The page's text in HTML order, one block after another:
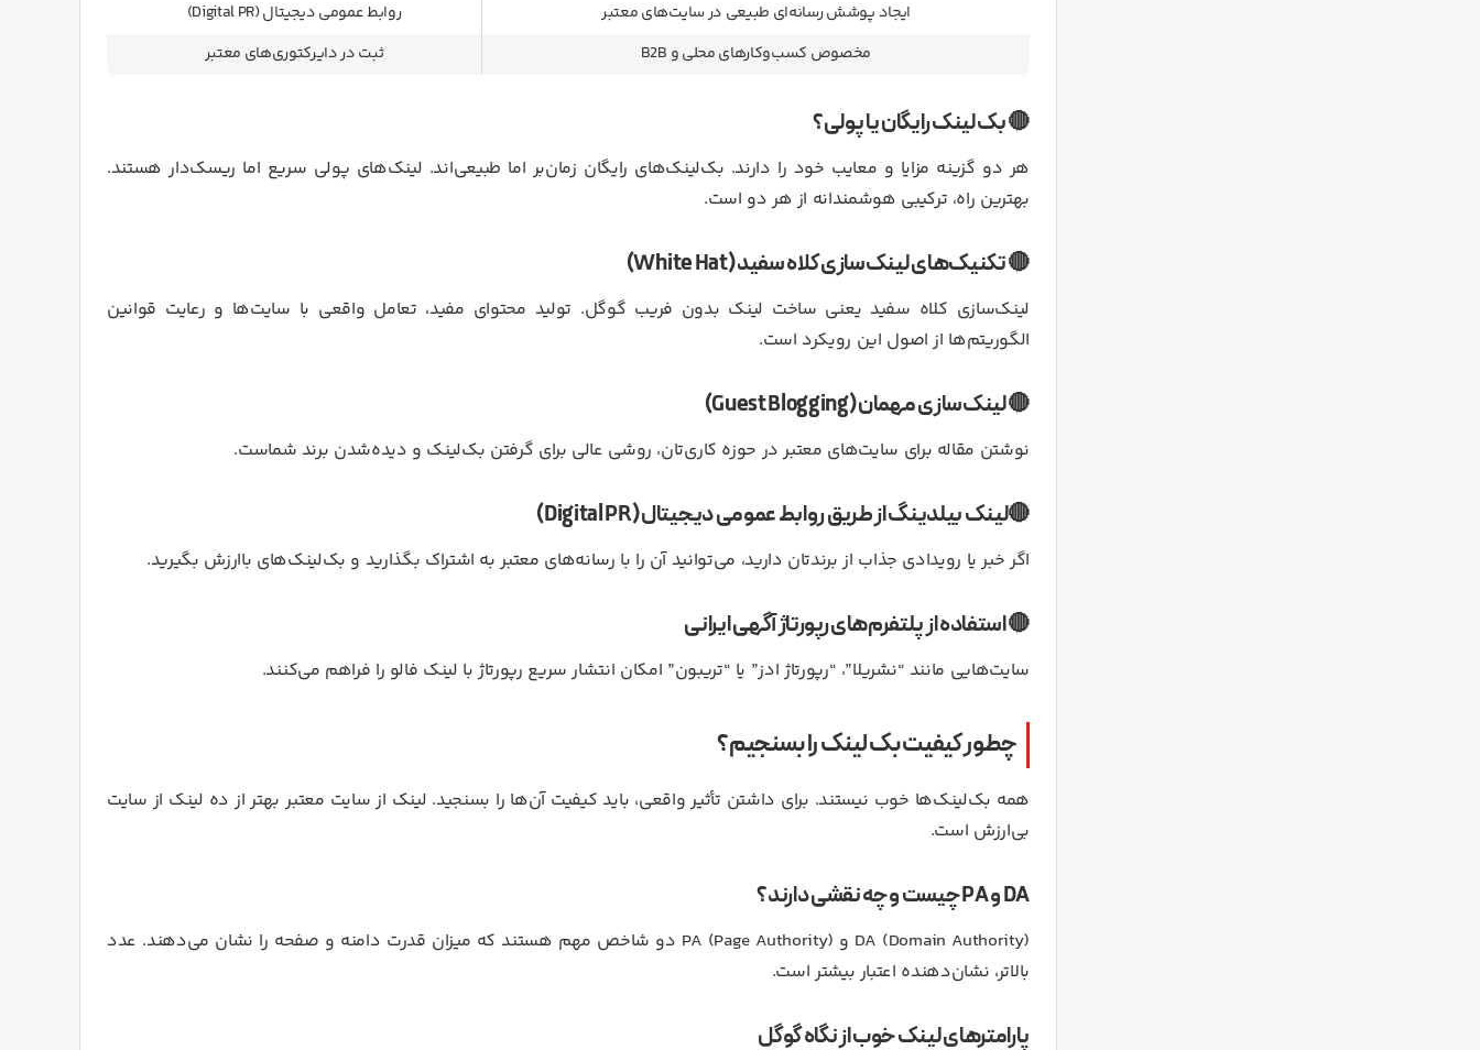
ایجاد پوشش رسانه‌ای طبیعی در سایت‌های معتبر
روابط عمومی دیجیتال (Digital PR)
مخصوص کسب‌وکارهای محلی و B2B
ثبت در دایرکتوری‌های معتبر
🔴 بک لینک رایگان یا پولی؟
هر دو گزینه مزایا و معایب خود را دارند. بک‌لینک‌های رایگان زمان‌بر اما طبیعی‌اند. لینک‌های پولی سریع اما ریسک‌دار هستند.
بهترین راه، ترکیبی هوشمندانه از هر دو است.
🔴 تکنیک‌های لینک‌سازی کلاه سفید (White Hat)
لینک‌سازی کلاه سفید یعنی ساخت لینک بدون فریب گوگل. تولید محتوای مفید، تعامل واقعی با سایت‌ها و رعایت قوانین
الگوریتم‌ها از اصول این رویکرد است.
🔴 لینک‌سازی مهمان (Guest Blogging)
نوشتن مقاله برای سایت‌های معتبر در حوزه کاری‌تان، روشی عالی برای گرفتن بک‌لینک و دیده‌شدن برند شماست.
🔴لینک بیلدینگ از طریق روابط عمومی دیجیتال (Digital PR)
اگر خبر یا رویدادی جذاب از برندتان دارید، می‌توانید آن را با رسانه‌های معتبر به اشتراک بگذارید و بک‌لینک‌های باارزش بگیرید.
🔴 استفاده از پلتفرم‌های رپورتاژ آگهی ایرانی
سایت‌هایی مانند “نشریلا”، “رپورتاژ ادز” یا “تریبون” امکان انتشار سریع رپورتاژ با لینک فالو را فراهم می‌کنند.
چطور کیفیت بک لینک را بسنجیم؟
همه بک‌لینک‌ها خوب نیستند. برای داشتن تأثیر واقعی، باید کیفیت آن‌ها را بسنجید. لینک از سایت معتبر بهتر از ده لینک از سایت
بی‌ارزش است.
DA و PA چیست و چه نقشی دارند؟
DA (Domain Authority) و PA (Page Authority) دو شاخص مهم هستند که میزان قدرت دامنه و صفحه را نشان می‌دهند. عدد
بالاتر، نشان‌دهنده اعتبار بیشتر است.
پارامترهای لینک خوب از نگاه گوگل